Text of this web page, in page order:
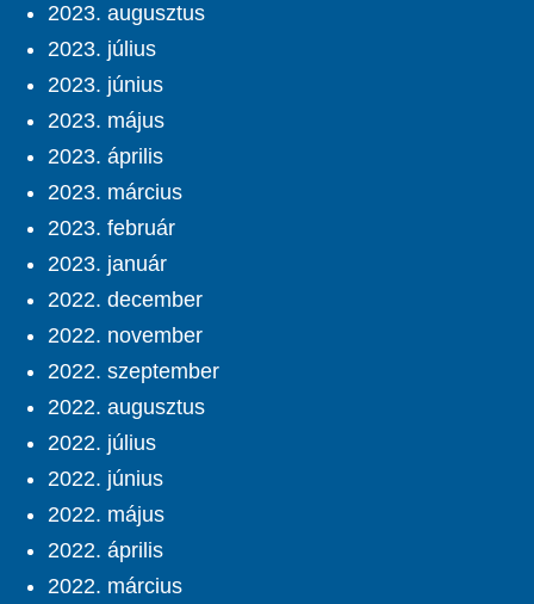
2023. augusztus
2023. július
2023. június
2023. május
2023. április
2023. március
2023. február
2023. január
2022. december
2022. november
2022. szeptember
2022. augusztus
2022. július
2022. június
2022. május
2022. április
2022. március